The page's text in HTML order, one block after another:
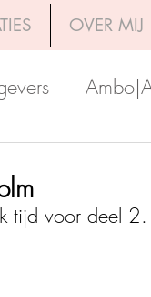
OVER MIJ
Sijthoff
Uitgevers
tijd voor deel 2.